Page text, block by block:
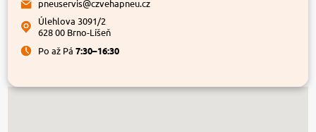
pneuservis@czvehapneu.cz
Úlehlova 3091/2
628 00 Brno-Líšeň
Po až Pá7:30–16:30